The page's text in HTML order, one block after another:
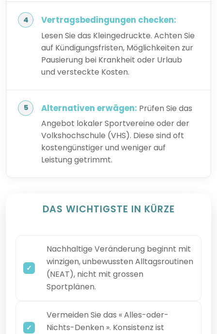
Vertragsbedingungen checken:
Lesen Sie das Kleingedruckte. Achten Sie
auf Kündigungsfristen, Möglichkeiten zur
Pausierung bei Krankheit oder Urlaub
und versteckte Kosten.
Alternativen erwägen: Prüfen Sie das
Angebot lokaler Sportvereine oder der
Volkshochschule (VHS). Diese sind oft
kostengünstiger und weniger auf
Leistung getrimmt.
DAS WICHTIGSTE IN KÜRZE
Nachhaltige Veränderung beginnt mit
winzigen, unbewussten Alltagsroutinen
(NEAT), nicht mit grossen
Sportplänen.
Vermeiden Sie das « Alles-oder-
Nichts-Denken ». Konsistenz ist